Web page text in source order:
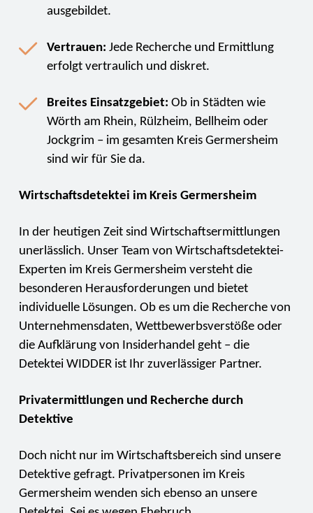
ausgebildet.
Vertrauen: Jede Recherche und Ermittlung
erfolgt vertraulich und diskret.
Breites Einsatzgebiet: Ob in Städten wie
Wörth am Rhein, Rülzheim, Bellheim oder
Jockgrim – im gesamten Kreis Germersheim
sind wir für Sie da.
Wirtschaftsdetektei im Kreis Germersheim
In der heutigen Zeit sind Wirtschaftsermittlungen
unerlässlich. Unser Team von Wirtschaftsdetektei-
Experten im Kreis Germersheim versteht die
besonderen Herausforderungen und bietet
individuelle Lösungen. Ob es um die Recherche von
Unternehmensdaten, Wettbewerbsverstöße oder
die Aufklärung von Insiderhandel geht – die
Detektei WIDDER ist Ihr zuverlässiger Partner.
Privatermittlungen und Recherche durch
Detektive
Doch nicht nur im Wirtschaftsbereich sind unsere
Detektive gefragt. Privatpersonen im Kreis
Germersheim wenden sich ebenso an unsere